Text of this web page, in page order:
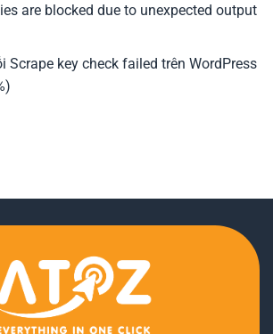
are blocked due to unexpected output
Scrape key check failed trên WordPress